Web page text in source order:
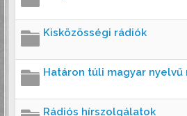
Kisközösségi rádiók
Határon túli magyar nyelvű
Rádiós hírszolgálatok